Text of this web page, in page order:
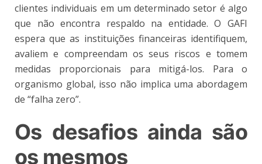
clientes individuais em um determinado setor é algo
que não encontra respaldo na entidade. O GAFI
espera que as instituições financeiras identifiquem,
avaliem e compreendam os seus riscos e tomem
medidas proporcionais para mitigá-los. Para o
organismo global, isso não implica uma abordagem
de “falha zero”.
Os desafios ainda são
os mesmos